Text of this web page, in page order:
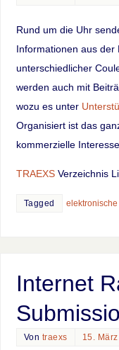
Rund um die Uhr
Informationen aus der
unterschiedlicher
werden auch mit
wozu es unter
Organisiert ist das
kommerzielle
TRAEXSVerzeichnis
Tagged elektronische
Internet
Von traexs 15.